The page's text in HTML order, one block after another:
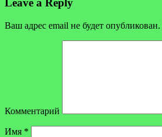
Leave a Reply
Ваш адрес email не будет опубликован.
Комментарий
Имя *